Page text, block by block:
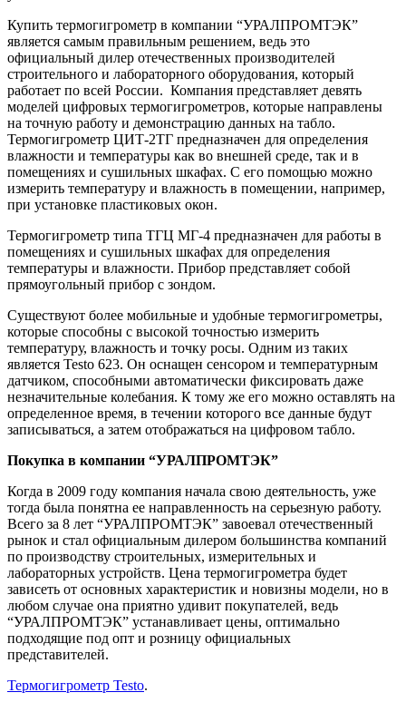
Купить термогигрометр в компании “УРАЛПРОМТЭК”
является самым правильным решением, ведь это
официальный дилер отечественных производителей
строительного и лабораторного оборудования, который
работает по всей России. Компания представляет девять
моделей цифровых термогигрометров, которые направлены
на точную работу и демонстрацию данных на табло.
Термогигрометр ЦИТ-2ТГ предназначен для определения
влажности и температуры как во внешней среде, так и в
помещениях и сушильных шкафах. С его помощью можно
измерить температуру и влажность в помещении, например,
при установке пластиковых окон.
Термогигрометр типа ТГЦ МГ-4 предназначен для работы в
помещениях и сушильных шкафах для определения
температуры и влажности. Прибор представляет собой
прямоугольный прибор с зондом.
Существуют более мобильные и удобные термогигрометры,
которые способны с высокой точностью измерить
температуру, влажность и точку росы. Одним из таких
является Testo 623. Он оснащен сенсором и температурным
датчиком, способными автоматически фиксировать даже
незначительные колебания. К тому же его можно оставлять на
определенное время, в течении которого все данные будут
записываться, а затем отображаться на цифровом табло.
Покупка в компании “УРАЛПРОМТЭК”
Когда в 2009 году компания начала свою деятельность, уже
тогда была понятна ее направленность на серьезную работу.
Всего за 8 лет “УРАЛПРОМТЭК” завоевал отечественный
рынок и стал официальным дилером большинства компаний
по производству строительных, измерительных и
лабораторных устройств. Цена термогигрометра будет
зависеть от основных характеристик и новизны модели, но в
любом случае она приятно удивит покупателей, ведь
“УРАЛПРОМТЭК” устанавливает цены, оптимально
подходящие под опт и розницу официальных
представителей.
Термогигрометр Testo.